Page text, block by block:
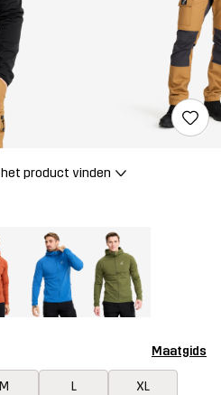
product vinden
Maatgids
M L XL